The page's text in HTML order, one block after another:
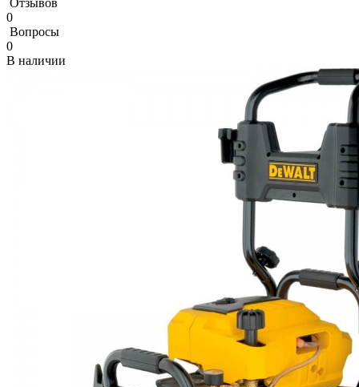
0
Вопросы
0
В наличии